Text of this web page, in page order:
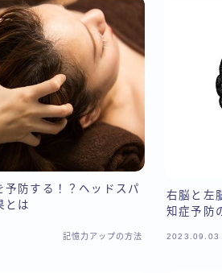
予防する！？ヘッドスパ
とは
記憶力アップの方法
右脳と左
知症予防
2023.09.03